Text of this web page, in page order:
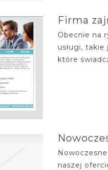
Firma
Obecnie na
usługi,
które
naszej